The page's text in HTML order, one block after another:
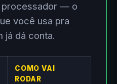
processador — o
você usa pra
já dá conta.
COMO VAI
RODAR